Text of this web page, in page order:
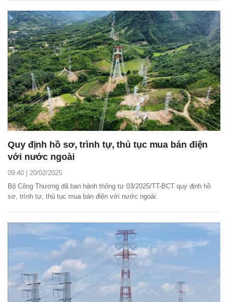
Quy định hồ sơ, trình tự, thủ tục mua bán điện
với nước ngoài
09:40 | 20/02/2025
Bộ Công Thương đã ban hành thông tư 03/2025/TT-BCT quy định hồ
sơ, trình tự, thủ tục mua bán điện với nước ngoài.